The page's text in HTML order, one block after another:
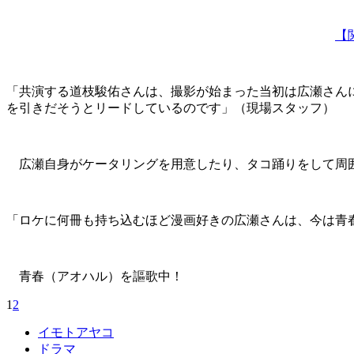
「共演する道枝駿佑さんは、撮影が始まった当初は広瀬さ
を引きだそうとリードしているのです」（現場スタッフ）
広瀬自身がケータリングを用意したり、タコ踊りをして
「ロケに何冊も持ち込むほど漫画好きの広瀬さんは、今は
青春（アオハル）を謳歌中！
1 2
イモトアヤコ
ドラマ